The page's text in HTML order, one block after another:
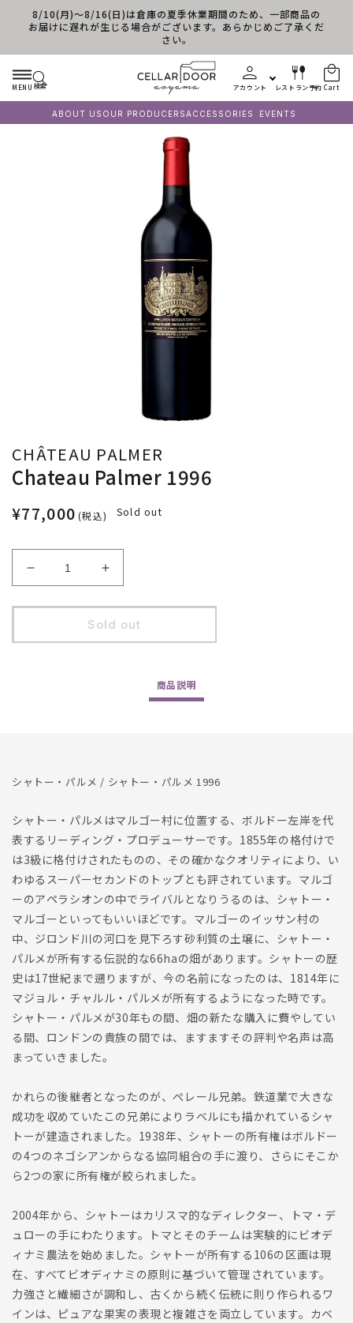
Skip to content
8/10(月)～8/16(日)は倉庫の夏季休業期間のため、一部商品の
お届けに遅れが生じる場合がございます。あらかじめご了承くだ
さい。
MENU 検索 アカウント レストラン予約 Cart
ABOUT US OUR PRODUCERSACCESSORIES EVENTS
CHÂTEAU PALMER
Chateau Palmer 1996
¥77,000 (税込) Sold out
Decrease
quantity
for
Palmer
Increase
quantity
for
Chateau
Palmer
Sold out
商品説明
シャトー・パルメ / シャトー・パルメ 1996
シャトー・パルメはマルゴー村に位置する、ボルドー左岸を代
表するリーディング・プロデューサーです。1855年の格付けで
は3級に格付けされたものの、その確かなクオリティにより、い
わゆるスーパーセカンドのトップとも評されています。マルゴ
ーのアペラシオンの中でライバルとなりうるのは、シャトー・
マルゴーといってもいいほどです。マルゴーのイッサン村の
中、ジロンド川の河口を見下ろす砂利質の土壌に、シャトー・
パルメが所有する伝説的な66haの畑があります。シャトーの歴
史は17世紀まで遡りますが、今の名前になったのは、1814年に
マジョル・チャルル・パルメが所有するようになった時です。
シャトー・パルメが30年もの間、畑の新たな購入に費やしてい
る間、ロンドンの貴族の間では、ますますその評判や名声は高
まっていきました。
かれらの後継者となったのが、ぺレール兄弟。鉄道業で大きな
成功を収めていたこの兄弟によりラベルにも描かれているシャ
トーが建造されました。1938年、シャトーの所有権はボルドー
の4つのネゴシアンからなる協同組合の手に渡り、さらにそこか
ら2つの家に所有権が絞られました。
2004年から、シャトーはカリスマ的なディレクター、トマ・デ
ュローの手にわたります。トマとそのチームは実験的にビオデ
ィナミ農法を始めました。シャトーが所有する106の区画は現
在、すべてビオディナミの原則に基づいて管理されています。
力強さと繊細さが調和し、古くから続く伝統に則り作られるワ
インは、ピュアな果実の表現と複雑さを両立しています。カベ